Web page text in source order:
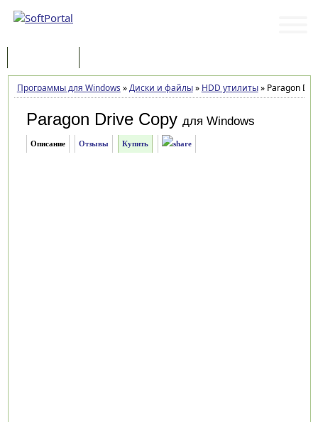
Программы для Windows »Диски и файлы» HDD утилиты»Paragon
Paragon Drive Copy для Windows
Описание Отзывы Купить